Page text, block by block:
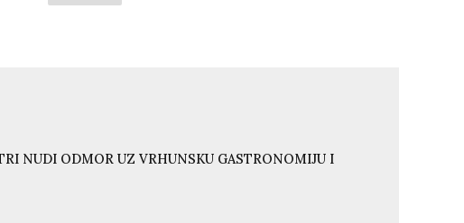
NUDI ODMOR UZ VRHUNSKU GASTRONOMIJU I